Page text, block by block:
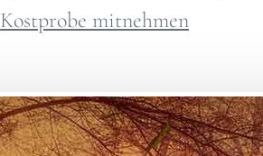
Kostprobe mitnehmen